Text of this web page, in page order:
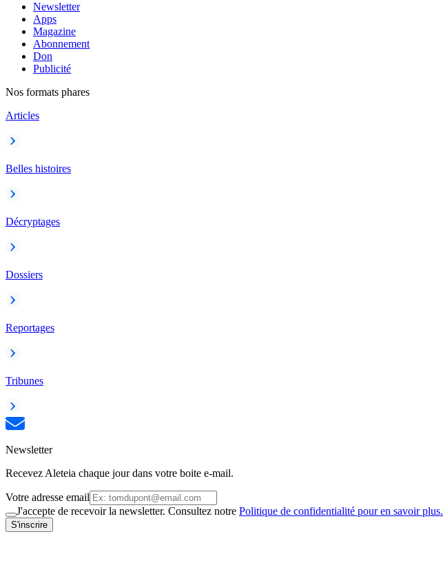
Newsletter
Apps
Magazine
Abonnement
Don
Publicité
Nos formats phares
Articles
Belles histoires
Décryptages
Dossiers
Reportages
Tribunes
Newsletter
Recevez Aleteia chaque jour dans votre boite e-mail.
Votre adresse email
J'accepte de recevoir la newsletter. Consultez notre Politique de confidentialité pour en savoir plus.
S'inscrire